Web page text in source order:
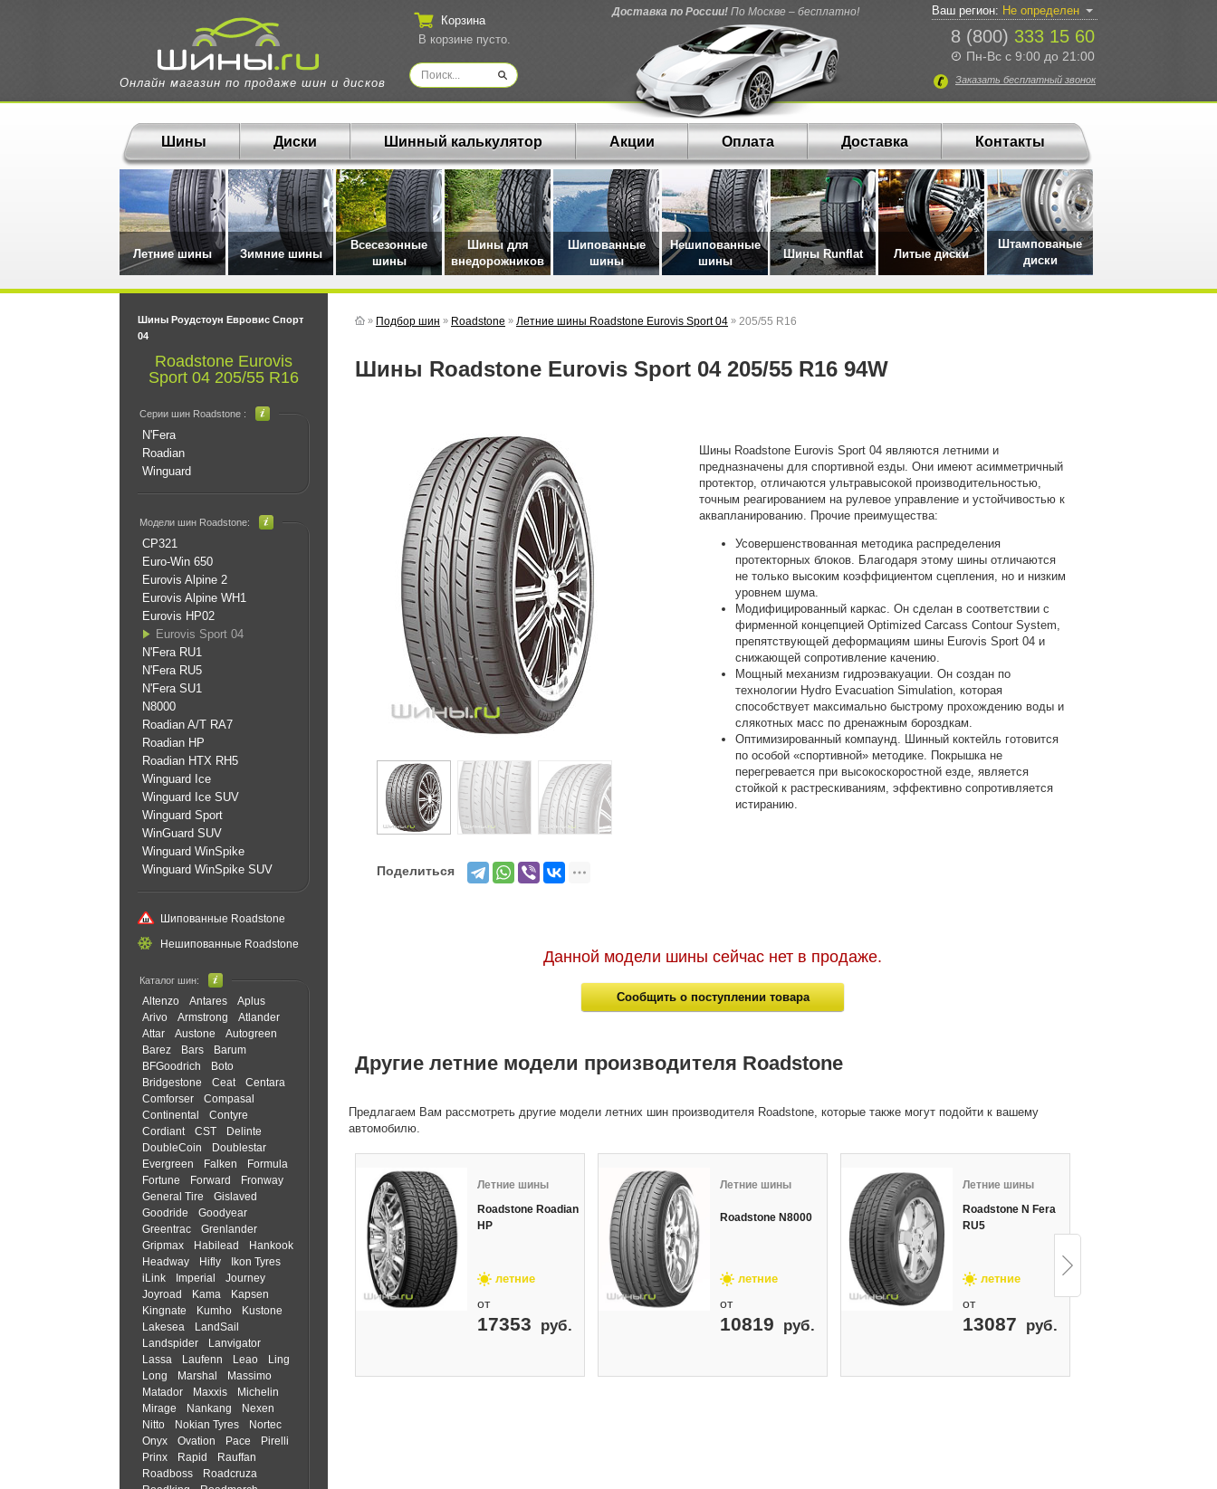
Онлайн магазин по продаже шин и дисков
Доставка по России! По Москве – бесплатно!
8 (800) 333 15 60
Пн-Вс с 9:00 до 21:00
Заказать бесплатный звонок
Корзина
В корзине пусто.
Ваш регион: Не определен
Шины Диски Шинный калькулятор Акции Оплата Доставка Контакты
Летние шины Зимние шины
Всесезонные
шины
Шины для
внедорожников
Шипованные
шины
Нешипованные
шины
Шины Runflat Литые диски
Штампованые
диски
Шины Роудстоун Евровис Спорт
04
Roadstone Eurovis
Sport 04 205/55 R16
Серии шин Roadstone :
N'Fera
Roadian
Winguard
Модели шин Roadstone:
CP321
Euro-Win 650
Eurovis Alpine 2
Eurovis Alpine WH1
Eurovis HP02
Eurovis Sport 04
N'Fera RU1
N'Fera RU5
N'Fera SU1
N8000
Roadian A/T RA7
Roadian HP
Roadian HTX RH5
Winguard Ice
Winguard Ice SUV
Winguard Sport
WinGuard SUV
Winguard WinSpike
Winguard WinSpike SUV
Шипованные Roadstone
Нешипованные Roadstone
Каталог шин:
Altenzo Antares
Aplus
Arivo
Armstrong
Atlander
Attar
Austone
Autogreen
Barez
Bars
Barum
BFGoodrich
Boto
Bridgestone
Ceat
Centara
Comforser
Compasal
Continental
Contyre
Cordiant
CST
Delinte
DoubleCoin
Doublestar
Evergreen
Falken
Formula
Fortune
Forward
Fronway
General Tire
Gislaved
Goodride
Goodyear
Greentrac
Grenlander
Gripmax
Habilead
Hankook
Headway
Hifly
Ikon Tyres
iLink
Imperial
Journey
Joyroad
Kama
Kapsen
Kingnate
Kumho
Kustone
Lakesea
LandSail
Landspider
Lanvigator
Lassa
Laufenn Leao
Ling
Long
Marshal
Massimo
Matador
Maxxis
Michelin
Mirage
Nankang
Nexen
Nitto
Nokian Tyres
Nortec
Onyx
Ovation Pace
Pirelli
Prinx
Rapid
Rauffan
Roadboss
Roadcruza
» Подбор шин » Roadstone » Летние шины Roadstone Eurovis Sport 04 » 205/55 R16
Шины Roadstone Eurovis Sport 04 205/55 R16 94W
Поделиться
Шины Roadstone Eurovis Sport 04 являются летними и
предназначены для спортивной езды. Они имеют асимметричный
протектор, отличаются ультравысокой производительностью,
точным реагированием на рулевое управление и устойчивостью к
аквапланированию. Прочие преимущества:
Усовершенствованная методика распределения
протекторных блоков. Благодаря этому шины отличаются
не только высоким коэффициентом сцепления, но и низким
уровнем шума.
Модифицированный каркас. Он сделан в соответствии с
фирменной концепцией Optimized Carcass Contour System,
препятствующей деформациям шины Eurovis Sport 04 и
снижающей сопротивление качению.
Мощный механизм гидроэвакуации. Он создан по
технологии Hydro Evacuation Simulation, которая
способствует максимально быстрому прохождению воды и
слякотных масс по дренажным бороздкам.
Оптимизированный компаунд. Шинный коктейль готовится
по особой «спортивной» методике. Покрышка не
перегревается при высокоскоростной езде, является
стойкой к растрескиваниям, эффективно сопротивляется
истиранию.
Данной модели шины сейчас нет в продаже.
Сообщить о поступлении товара
Другие летние модели производителя Roadstone
Предлагаем Вам рассмотреть другие модели летних шин производителя Roadstone, которые также могут подойти к вашему
автомобилю.
Летние шины
Roadstone Roadian
HP
летние
от
17353 руб.
Летние шины
Roadstone N8000
летние
от
10819 руб.
Летние шины
Roadstone N Fera
RU5
летние
от
13087 руб.